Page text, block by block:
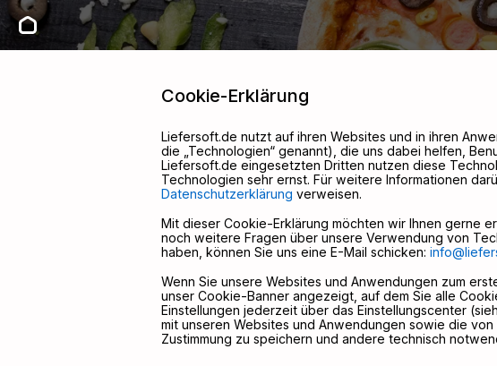
Cookie-Erklärung
Liefersoft.de nutzt auf ihren Websites und in ihren
die „Technologien“ genannt), die uns dabei helfen,
Liefersoft.de eingesetzten Dritten nutzen diese
Technologien sehr ernst. Für weitere Informationen
Datenschutzerklärung verweisen.
Mit dieser Cookie-Erklärung möchten wir Ihnen gerne
noch weitere Fragen über unsere Verwendung von
haben, können Sie uns eine E-Mail schicken:
Wenn Sie unsere Websites und Anwendungen zum
unser Cookie-Banner angezeigt, auf dem Sie alle
Einstellungen jederzeit über das Einstellungscenter
mit unseren Websites und Anwendungen sowie die
Zustimmung zu speichern und andere technisch